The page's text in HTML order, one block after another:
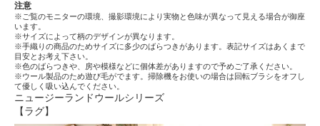
注意
※ご覧のモニターの環境、撮影環境により実物と色味が異なって見える場合が御座
います。
※サイズによって柄のデザインが異なります。
※手織りの商品のためサイズに多少のばらつきがあります。表記サイズはあくまで
目安とお考え下さい。
※色のばらつきや、房や模様などに個体差がありますので予めご了承ください。
※ウール製品のため遊び毛がでます。掃除機をお使いの場合は回転ブラシをオフし
て優しく吸い込んでください。
ニュージーランドウールシリーズ
【ラグ】